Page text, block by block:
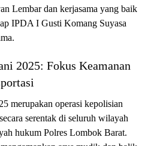
Lembar dan kerjasama yang baik
IPDA I Gusti Komang Suyasa
2025: Fokus Keamanan
merupakan operasi kepolisian
serentak di seluruh wilayah
hukum Polres Lombok Barat.